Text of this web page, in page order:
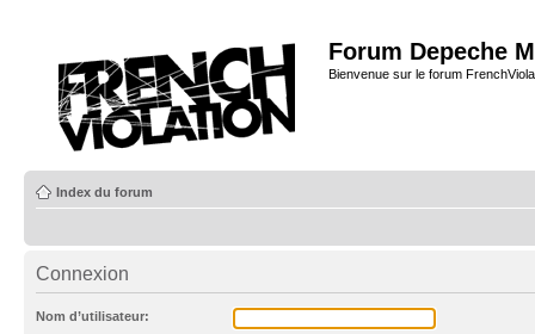
Forum Depeche
Bienvenue sur le forum
Index du forum
Connexion
Nom d’utilisateur: